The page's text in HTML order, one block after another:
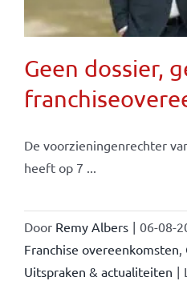
Geen dossier,
De voorzieningenrechter
heeft op 7 ...
Door Remy Albers | 06-08-
Franchise overeenkomsten
Uitspraken & actualiteiten |